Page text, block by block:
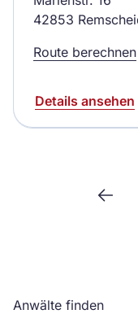
42853
Route berechnen
Details ansehen
Anwälte finden